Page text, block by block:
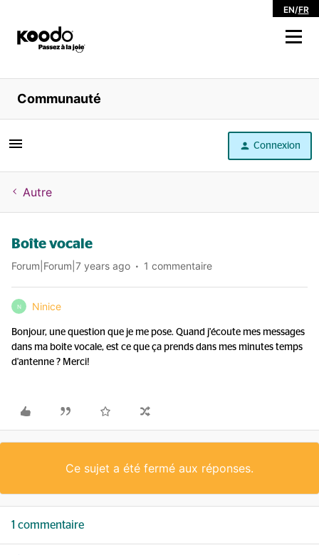
EN/FR
Magasiner
Libre service
Aide
Communauté
Connexion
Autre
Boîte vocale
Forum|Forum|7 years ago 1 commentaire
N Ninice
Bonjour, une question que je me pose. Quand j'écoute mes messages
dans ma boite vocale, est ce que ça prends dans mes minutes temps
d'antenne ? Merci!
Ce sujet a été fermé aux réponses.
1 commentaire